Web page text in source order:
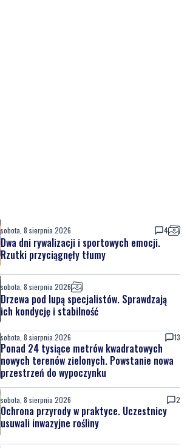
sobota, 8 sierpnia 2026
Drzewa pod lupą specjalistów. Sprawdzają
sobota, 8 sierpnia 2026
Ponad 24 tysiące metrów kwadratowych
nowych terenów zielonych. Powstanie nowa
przestrzeń do wypoczynku
sobota, 8 sierpnia 2026
Ochrona przyrody w praktyce. Uczestnicy
usuwali inwazyjne rośliny
sobota, 8 sierpnia 2026
Ważna informacja dla kierowców! Zmiany w